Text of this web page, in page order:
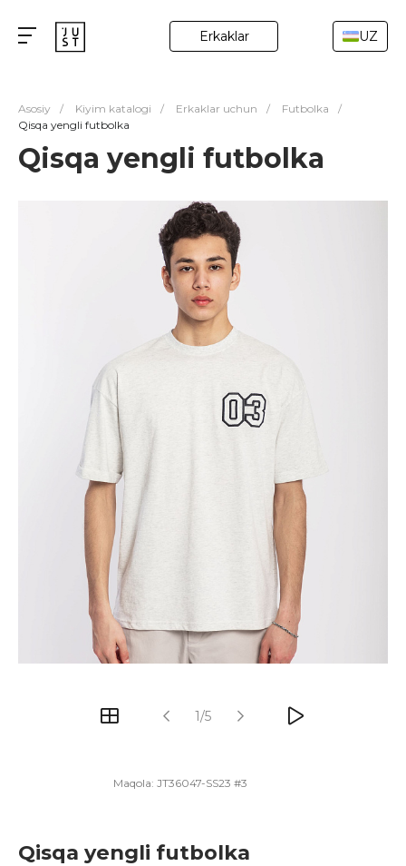
Erkaklar UZ
Asosiy / Kiyim katalogi / Erkaklar uchun / Futbolka
/
Qisqa yengli futbolka
Qisqa yengli futbolka
1/5
Maqola: JT36047-SS23 #3
Qisqa yengli futbolka